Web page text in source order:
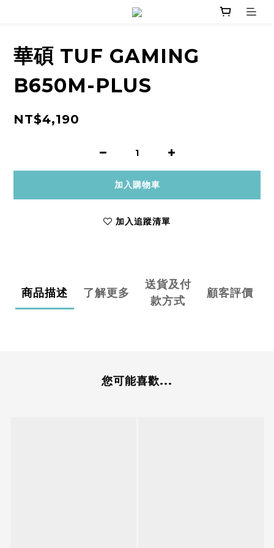
華碩 TUF GAMING
B650M-PLUS
NT$4,190
加入購物車
加入追蹤清單
商品描述 了解更多
送貨及付
款方式
顧客評價
您可能喜歡...